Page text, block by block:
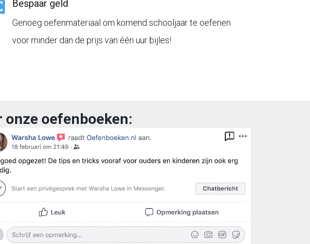
Bespaar geld
Genoeg oefenmateriaal om komend schooljaar te oefenen
voor minder dan de prijs van één uur bijles!
onze oefenboeken: